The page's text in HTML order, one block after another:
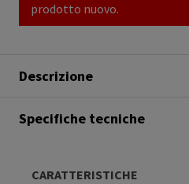
prodotto nuovo.
Descrizione
Specifiche tecniche
CARATTERISTICHE